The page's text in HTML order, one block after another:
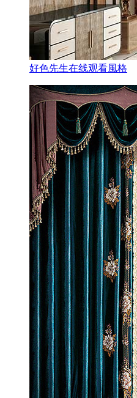
好色先生在线观看風格